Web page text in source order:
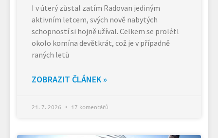
I v úterý zůstal zatím Radovan jediným
aktivním letcem, svých nově nabytých
schopností si hojně užíval. Celkem se prolétl
okolo komína devětkrát, což je v případně
raných letů
ZOBRAZIT ČLÁNEK »
21. 7. 2026 17 komentářů